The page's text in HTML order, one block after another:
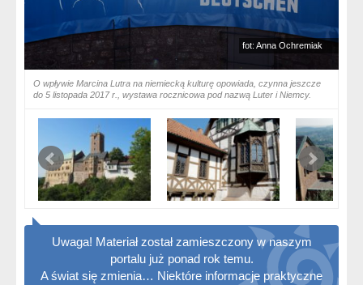
fot: Anna Ochremiak
O wpływie Marcina Lutra na niemiecką kulturę opowiada, czynna jeszcze
do 5 listopada 2017 r., wystawa rocznicowa pod nazwą Luter i Niemcy.
Uwaga! Materiał został zamieszczony w naszym
portalu już ponad rok temu.
A świat się zmienia… Niektóre informacje praktyczne